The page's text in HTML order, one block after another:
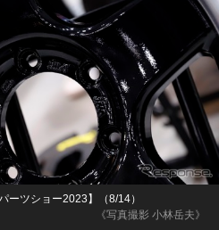
《写真撮影 小林岳夫》
ーツショー2023】（8/14）